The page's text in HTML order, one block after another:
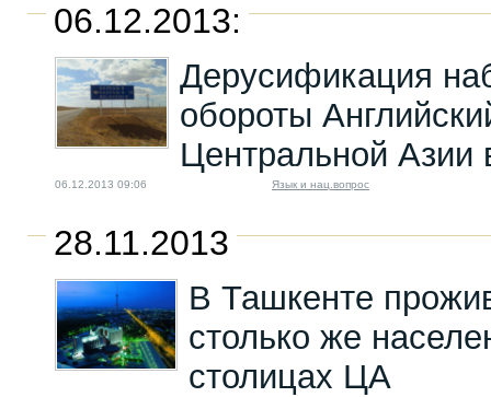
06.12.2013:
Дерусификация
обороты
Центральной Азии
06.12.2013 09:06 Язык и нац.вопрос
28.11.2013
В Ташкенте
столько же
столицах ЦА